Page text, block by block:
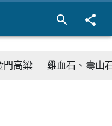
門高粱 雞血石、壽山